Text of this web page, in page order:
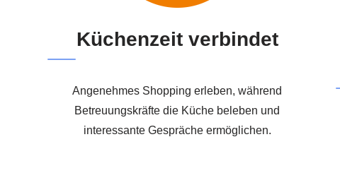
Küchenzeit verbindet
Angenehmes Shopping erleben, während
Betreuungskräfte die Küche beleben und
interessante Gespräche ermöglichen.